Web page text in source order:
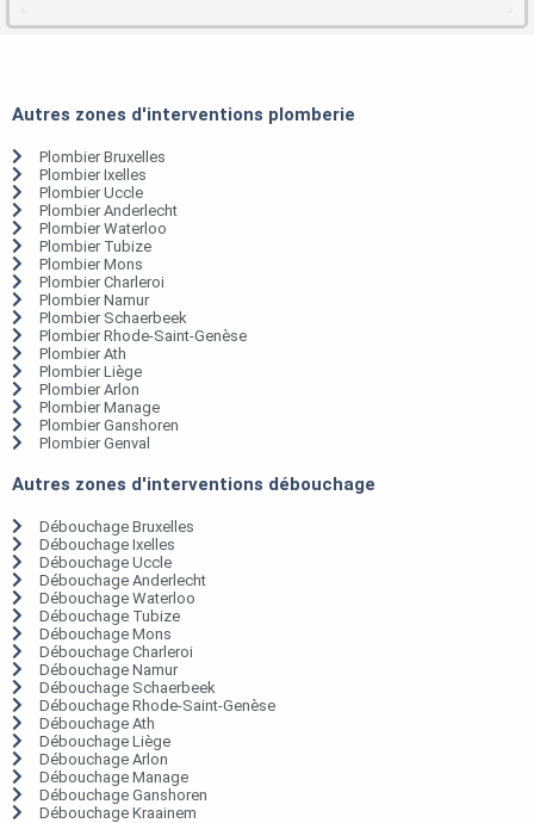
Autres zones d'interventions plomberie
Plombier Bruxelles
Plombier Ixelles
Plombier Uccle
Plombier Anderlecht
Plombier Waterloo
Plombier Tubize
Plombier Mons
Plombier Charleroi
Plombier Namur
Plombier Schaerbeek
Plombier Rhode-Saint-Genèse
Plombier Ath
Plombier Liège
Plombier Arlon
Plombier Manage
Plombier Ganshoren
Plombier Genval
Autres zones d'interventions débouchage
Débouchage Bruxelles
Débouchage Ixelles
Débouchage Uccle
Débouchage Anderlecht
Débouchage Waterloo
Débouchage Tubize
Débouchage Mons
Débouchage Charleroi
Débouchage Namur
Débouchage Schaerbeek
Débouchage Rhode-Saint-Genèse
Débouchage Ath
Débouchage Liège
Débouchage Arlon
Débouchage Manage
Débouchage Ganshoren
Débouchage Kraainem